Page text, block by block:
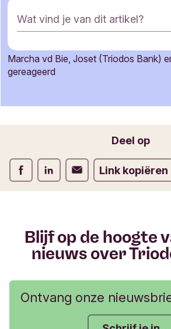
R
e
c
t
f
u
i
Wat vind je van dit artikel?
Je naam
Jouw e-mailadres
Marcha vd Bie, Joset (Triodos Bank)
gereageerd
Deel op
Deel op Facebook
Deel op LinkedInDeel op Verstuur per email
Link kopiëren
Blijf op de hoogte
nieuws over
Ontvang onze